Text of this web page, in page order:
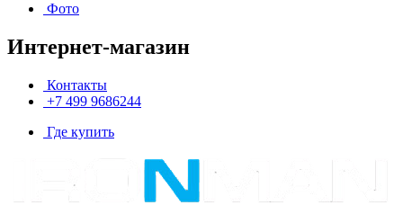
Фото
Интернет-магазин
Контакты
+7 499 9686244
Где купить